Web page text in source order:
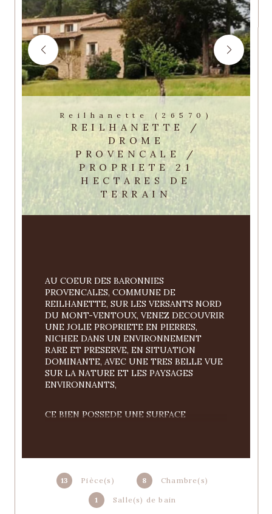
Reilhanette (26570)
REILHANETTE /
DROME
PROVENCALE /
PROPRIETE 21
HECTARES DE
TERRAIN
13 Pièce(s) 8 Chambre(s)
1 Salle(s) de bain
AU COEUR DES BARONNIES
PROVENCALES, COMMUNE DE
REILHANETTE, SUR LES VERSANTS NORD
DU MONT-VENTOUX, VENEZ DECOUVRIR
UNE JOLIE PROPRIETE EN PIERRES,
NICHEE DANS UN ENVIRONNEMENT
RARE ET PRESERVE, EN SITUATION
DOMINANTE, AVEC UNE TRES BELLE VUE
SUR LA NATURE ET LES PAYSAGES
ENVIRONNANTS,
CE BIEN POSSEDE UNE SURFACE
UNE SEULE HABITATION, VERANDA,
SALLE DE JEUX, CHAUFFERIE.// CETTE
PROPRIETE COMPREND EGALEMENT 2
GARAGES DE 100M² AU TOTAL